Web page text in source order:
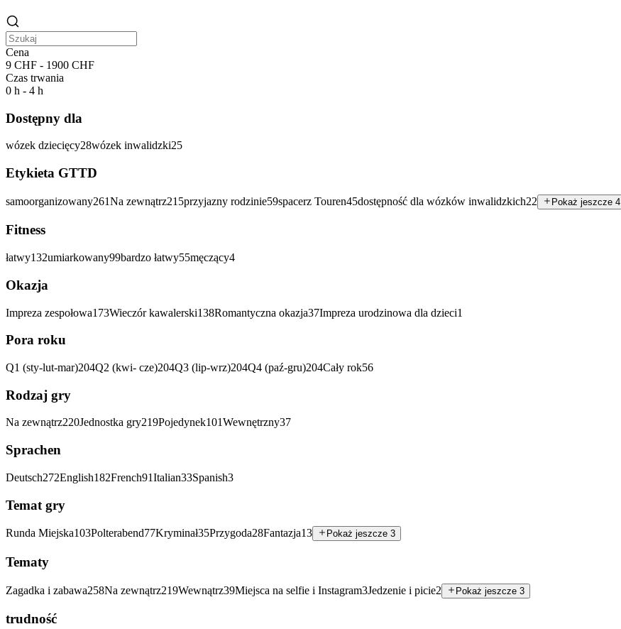
Cena
9 CHF - 1900 CHF
Czas trwania
0 h - 4 h
Dostępny dla
wózek dziecięcy28wózek inwalidzki25
Etykieta GTTD
samoorganizowany261Na zewnątrz215przyjazny rodzinie59spacerz Touren45dostępność dla wózków inwalidzkich22 Pokaż jeszcze 4
Fitness
łatwy132umiarkowany99bardzo łatwy55męczący4
Okazja
Impreza zespołowa173Wieczór kawalerski138Romantyczna okazja37Impreza urodzinowa dla dzieci1
Pora roku
Q1 (sty-lut-mar)204Q2 (kwi- cze)204Q3 (lip-wrz)204Q4 (paź-gru)204Cały rok56
Rodzaj gry
Na zewnątrz220Jednostka gry219Pojedynek101Wewnętrzny37
Sprachen
Deutsch272English182French91Italian33Spanish3
Temat gry
Runda Miejska103Polterabend77Kryminał35Przygoda28Fantazja13 Pokaż jeszcze 3
Tematy
Zagadka i zabawa258Na zewnątrz219Wewnątrz39Miejsca na selfie i Instagram3Jedzenie i picie2 Pokaż jeszcze 3
trudność